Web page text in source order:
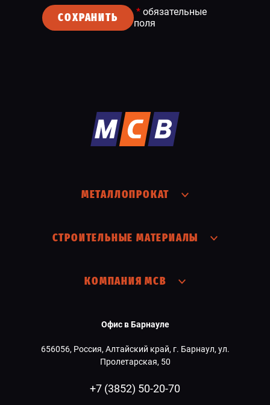
СОХРАНИТЬ * обязательные
поля
МЕТАЛЛОПРОКАТ
СТРОИТЕЛЬНЫЕ МАТЕРИАЛЫ
КОМПАНИЯ МСВ
Офис в Барнауле
656056, Россия, Алтайский край, г. Барнаул, ул.
Пролетарская, 50
+7 (3852) 50-20-70